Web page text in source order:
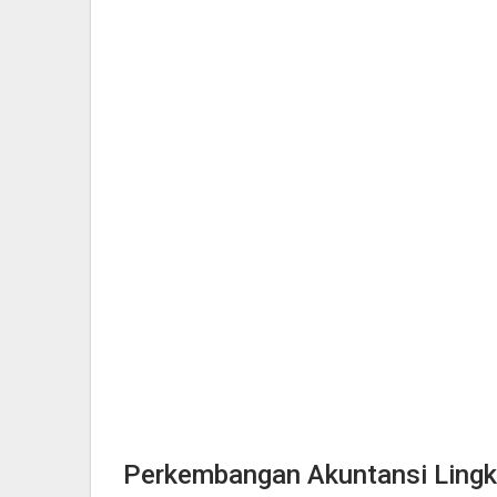
Perkembangan Akuntansi